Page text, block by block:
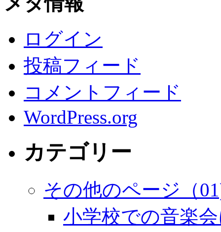
ログイン
投稿フィード
コメントフィード
WordPress.org
カテゴリー
その他のページ（
小学校での音楽